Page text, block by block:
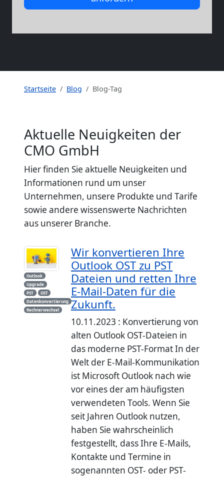
Startseite Blog Blog-Tag
Aktuelle Neuigkeiten der
CMO GmbH
Hier finden Sie aktuelle Neuigkeiten und
Informationen rund um unser
Unternehmen, unsere Produkte und Tarife
sowie andere wissenswerte Nachrichten
aus unserer Branche.
Outlook
Upgrade
PST
OST
Datenkonvertierung
Rechnerwechsel
Wir konvertieren Ihre
Outlook OST zu PST
Dateien und retten Ihre
E-Mail-Daten für die
Zukunft.
10.11.2023 : Konvertierung von
alten Outlook OST-Dateien in
das moderne PST-Format In der
Welt der E-Mail-Kommunikation
ist Microsoft Outlook nach wie
vor eines der am häufigsten
verwendeten Tools. Wenn Sie
seit Jahren Outlook nutzen,
haben Sie wahrscheinlich
festgestellt, dass Ihre E-Mails,
Kontakte und Termine in
sogenannten OST- oder PST-